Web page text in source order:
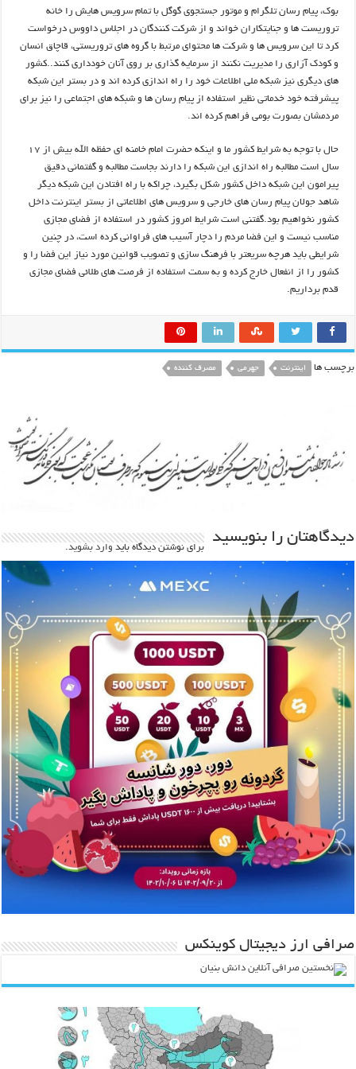
بوک، پیام رسان تلگرام و موتور جستجوی گوگل با تمام سرویس هایش را خانه
تروریست ها و جنایتکاران خواند و از شرکت کنندگان در اجلاس داووس درخواست
کرد تا این سرویس ها و شرکت ها محتوای مرتبط با گروه های تروریستی، قاچاق انسان
و کودک آزاری را مدیریت نکنند از سرمایه گذاری بر روی آنان خودداری کنند..کشور
های دیگری نیز شبکه ملی اطلاعات خود را راه اندازی کرده اند و در بستر این شبکه
پیشرفته خود خدماتی نظیر استفاده از پیام رسان ها و شبکه های اجتماعی را نیز برای
مردمشان بصورت بومی فراهم کرده اند.
حال با توجه به شرایط کشور ما و اینکه حضرت امام خامنه ای حفظه الله بیش از ۱۷
سال است مطالبه راه اندازی این شبکه را دارند بجاست مطالبه و گفتمانی دقیق
پیرامون این شبکه داخل کشور شکل بگیرد، چراکه با راه افتادن این شبکه دیگر
شاهد جولان پیام رسان های خارجی و سرویس های اطلاعاتی از بستر اینترنت داخل
کشور نخواهیم بود.گفتنی است شرایط امروز کشور در استفاده از فضای مجازی
مناسب نیست و این فضا مردم را دچار آسیب های فراوانی کرده است، در چنین
شرایطی باید هرچه سریعتر با فرهنگ سازی و تصویب قوانین مورد نیاز این فضا را و
کشور را از انفعال خارج کرده و به سمت استفاده از فرصت های طلائی فضای مجازی
قدم برداریم.
برچسب ها اینترنت جهرمی مصرف کننده
دیدگاهتان را بنویسید
برای نوشتن دیدگاه باید وارد بشوید.
صرافی ارز دیجیتال کوینکس